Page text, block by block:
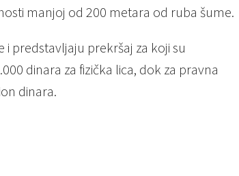
manjoj od 200 metara od ruba šume.
predstavljaju prekršaj za koji su
dinara za fizička lica, dok za pravna
dinara.